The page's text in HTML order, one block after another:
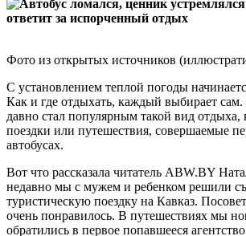
Фото из открытых источников
С установлением теплой погоды
Как и где отдыхать, каждый выбирает
давно стал популярным такой вид отдыха,
поездки или путешествия, совершаемые
автобусах.
Вот что рассказала читатель ABW.BY
недавно мы с мужем и ребенком решили
туристическую поездку на Кавказ.
очень понравилось. В путешествиях мы
обратились в первое попавшееся